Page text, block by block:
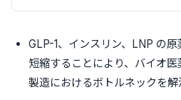
GLP-1、インスリン、LNP の
短縮することにより、バイオ医
製造におけるボトルネックを解